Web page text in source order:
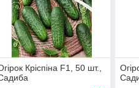
Кріспіна F1, 50 шт.,